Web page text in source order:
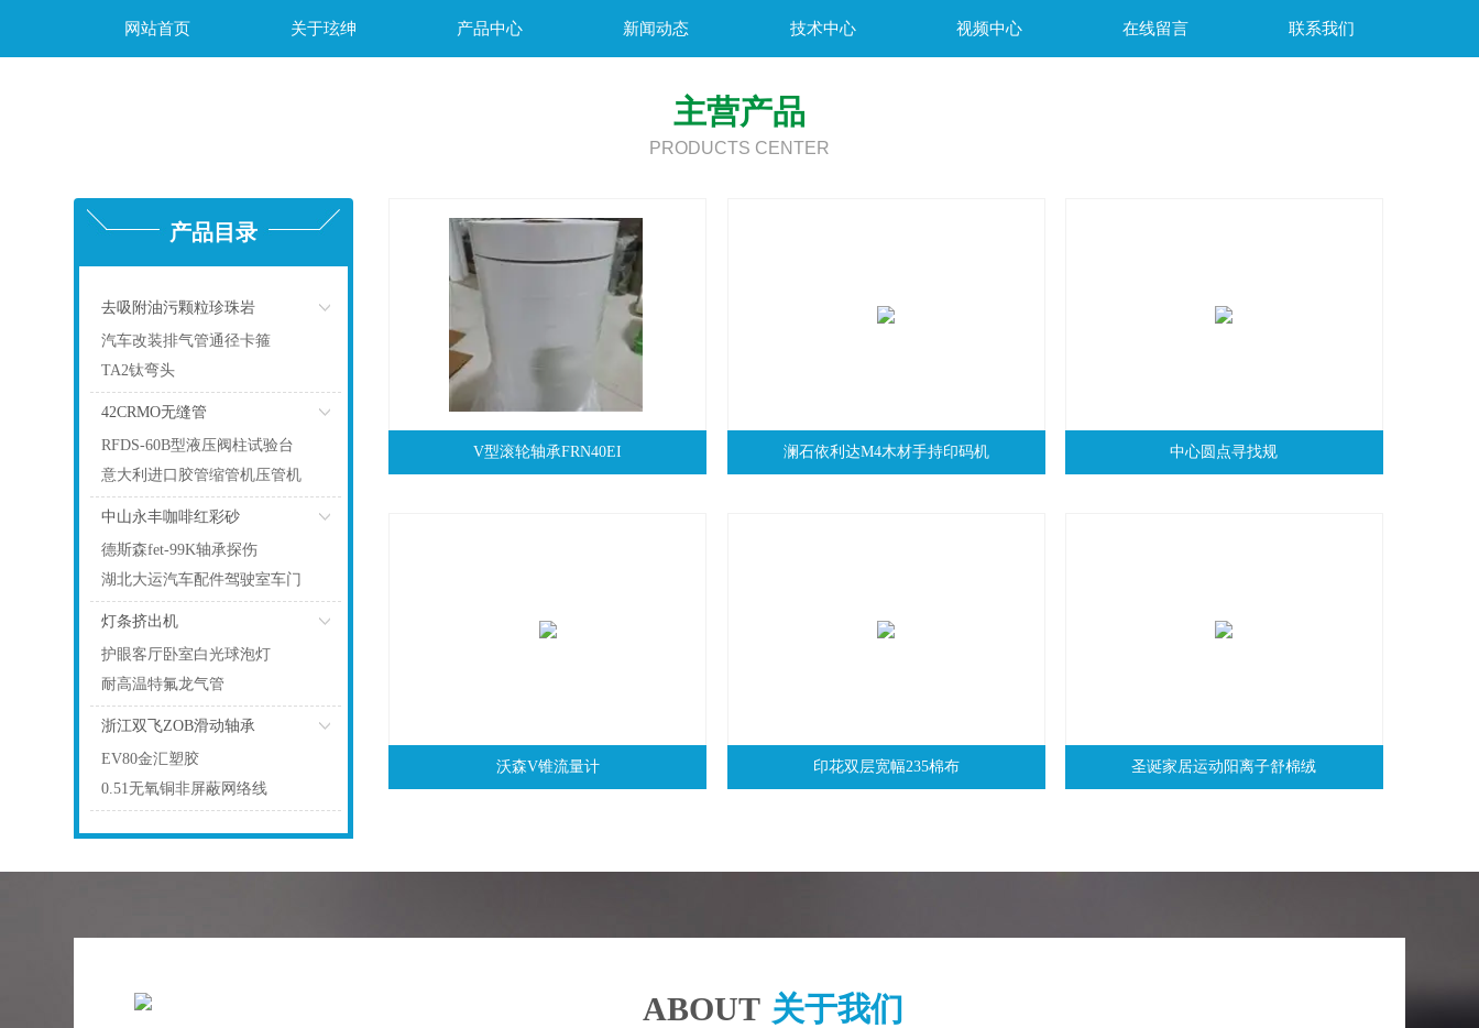
网站首页 关于玹绅 产品中心 新闻动态 技术中心 视频中心 在线留言 联系我们
主营产品
PRODUCTS CENTER
产品目录
去吸附油污颗粒珍珠岩
汽车改装排气管通径卡箍
TA2钛弯头
42CRMO无缝管
RFDS-60B型液压阀柱试验台
意大利进口胶管缩管机压管机
中山永丰咖啡红彩砂
德斯森fet-99K轴承探伤
湖北大运汽车配件驾驶室车门
锁块
灯条挤出机
护眼客厅卧室白光球泡灯
耐高温特氟龙气管
浙江双飞ZOB滑动轴承
EV80金汇塑胶
0.51无氧铜非屏蔽网络线
V型滚轮轴承FRN40EI 澜石依利达M4木材手持印码机 中心圆点寻找规
沃森V锥流量计 印花双层宽幅235棉布 圣诞家居运动阳离子舒棉绒
ABOUT 关于我们